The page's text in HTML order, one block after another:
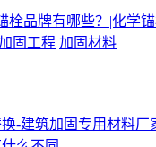
栓品牌有哪些？|化学
固工程 加固材料
-建筑加固专用材料厂